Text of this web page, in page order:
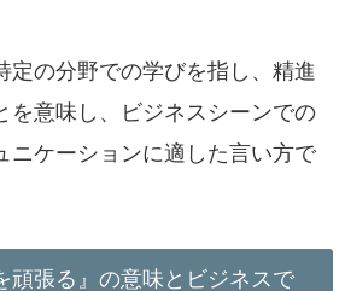
定の分野での学びを指し、精進
を意味し、ビジネスシーンでの
ニケーションに適した言い方で
頑張る』の意味とビジネスで